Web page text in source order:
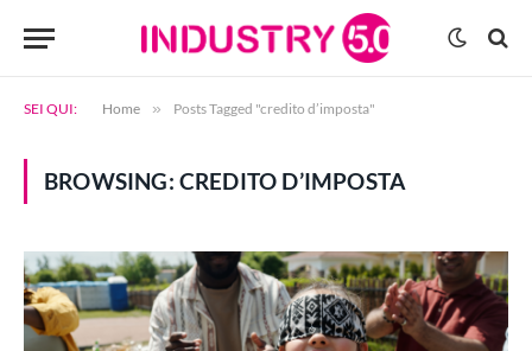
SEI QUI: Home » Posts Tagged "credito d’imposta"
BROWSING: CREDITO D’IMPOSTA